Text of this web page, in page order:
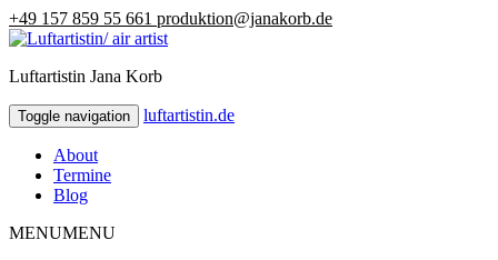
+49 157 859 55 661 produktion@janakorb.de
luftartistin.de
Luftartistin Jana Korb
Toggle navigation luftartistin.de
About
Termine
Blog
MENUMENU